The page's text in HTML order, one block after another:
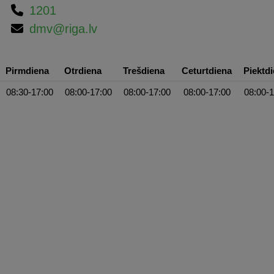
1201
dmv@riga.lv
Pirmdiena Otrdiena Trešdiena Ceturtdiena
08:30-17:00 08:00-17:00 08:00-17:00 08:00-17:00 08:00-